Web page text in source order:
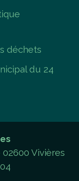
déchets
du 24
Vivières